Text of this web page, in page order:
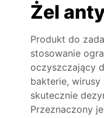
Żel
Produkt do
stosowanie
oczyszczający
bakterie, wirusy
skutecznie
Przeznaczony